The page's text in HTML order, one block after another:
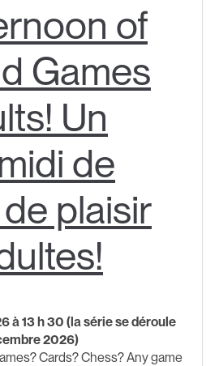
of
Games
Un
de
plaisir
à 13 h 30 (la série se déroule
2026)
Cards? Chess? Any game